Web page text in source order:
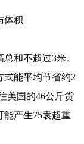
体积
和不超过3米。
式能平均节省约2
美国的46公斤货
能产生75袁超重